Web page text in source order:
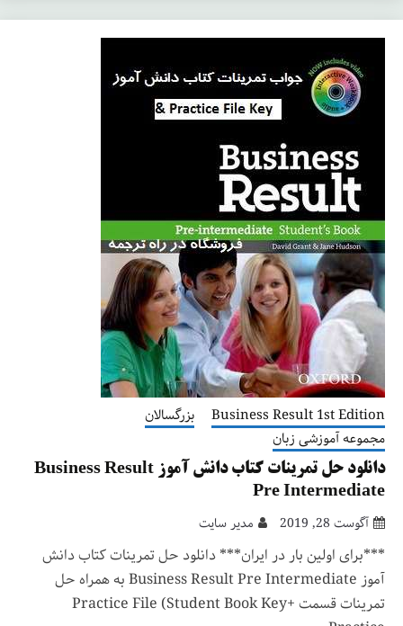
Business Result 1st Edition
بزرگسالان
مجموعه آموزشی زبان
دانلود حل تمرینات کتاب دانش آموز Business Result
Pre Intermediate
آگوست 28, 2019 مدیر سایت
***برای اولین بار در ایران*** دانلود حل تمرینات کتاب دانش
آموز Business Result Pre Intermediate به همراه حل
تمرینات قسمت Practice File (Student Book Key+